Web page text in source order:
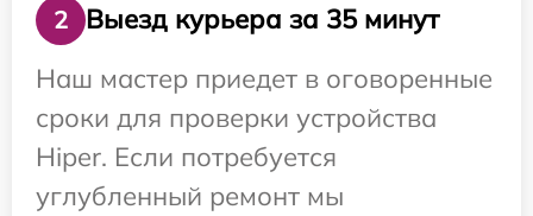
2
Выезд курьера за 35 минут
Наш мастер приедет в оговоренные
сроки для проверки устройства
Hiper. Если потребуется
углубленный ремонт мы